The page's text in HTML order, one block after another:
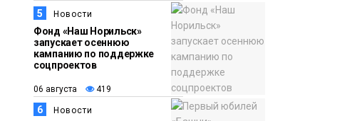
5 Новости
Фонд «Наш Норильск»
запускает осеннюю
кампанию по поддержке
соцпроектов
06 августа 419
6 Новости